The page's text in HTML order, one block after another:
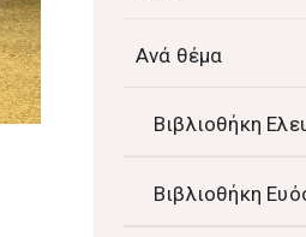
Ανά θέμα
Βιβλιοθήκη
Βιβλιοθήκη